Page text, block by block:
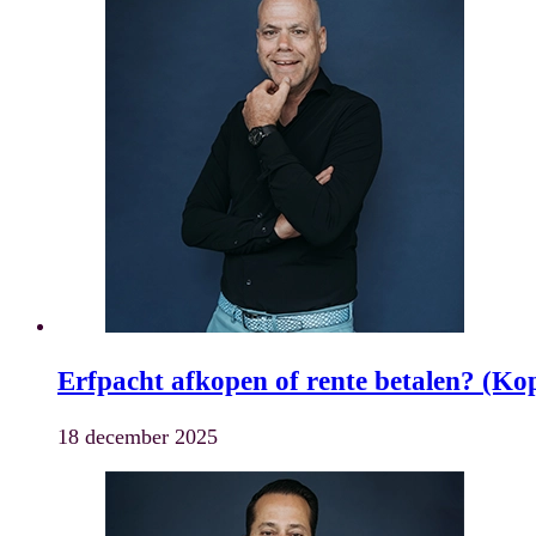
Erfpacht afkopen of rente betalen?
18 december 2025